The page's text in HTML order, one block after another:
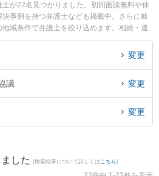
が22名見つかりました。初回面談無料や休
事例を持つ弁護士なども掲載中。さらに岐
域条件で弁護士を絞り込めます。相続・遺
や認知症の相続、遺産分割等の細かな分野
特に清流のまち法律事務所の小林 和久弁護
発生した遺産分割協議のトラブルを今すぐ
協議のトラブル解決の実績豊富な近くの弁
で遺産分割協議を法律相談できる岐阜県内
変更
議 変更
変更
した (検索結果について詳しくは こちら)